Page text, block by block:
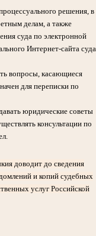
решения, в
делам, а также
суда по электронной
Интернет-сайта суда
вопросы, касающиеся
для переписки по
юридические советы
консультации по
доводит до сведения
и копий судебных
услуг Российской